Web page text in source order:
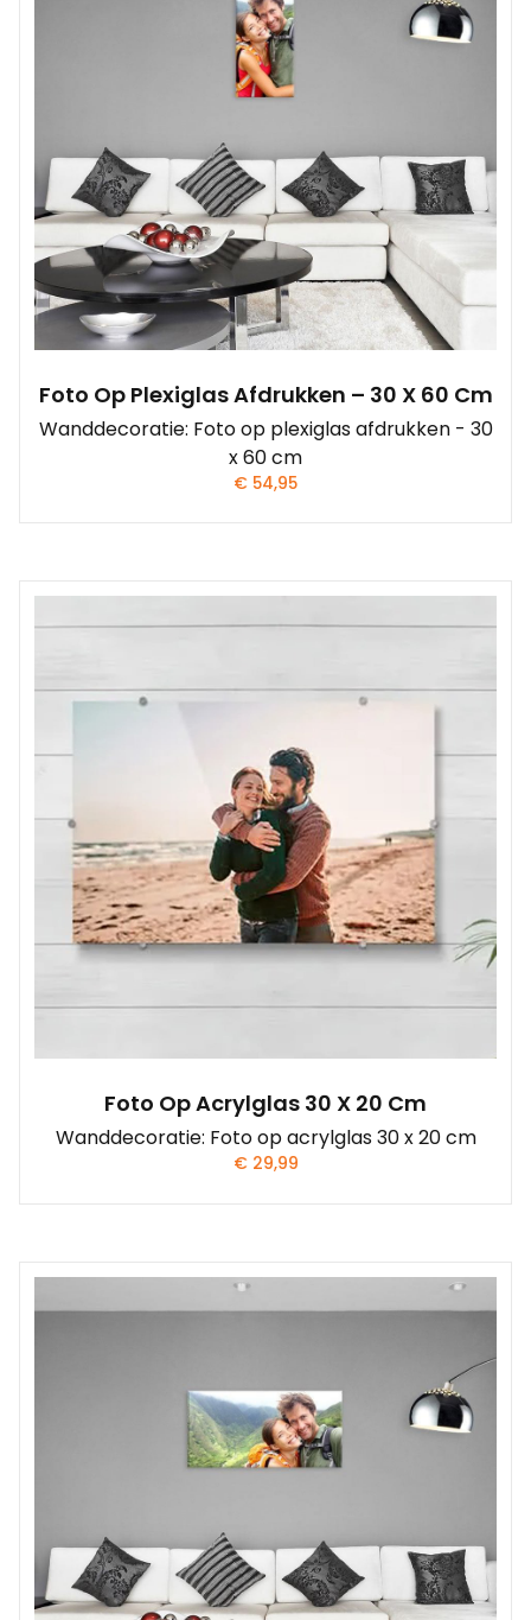
Foto Op Plexiglas Afdrukken – 30 X 60 Cm
Wanddecoratie: Foto op plexiglas afdrukken - 30
x 60 cm
€ 54,95
Foto Op Acrylglas 30 X 20 Cm
Wanddecoratie: Foto op acrylglas 30 x 20 cm
€29,99